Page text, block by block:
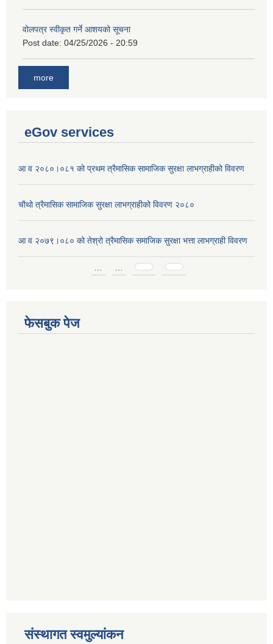
वोलपत्र स्वीकृत गर्ने आशयको सूचना
Post date: 04/25/2026 - 20:59
more
eGov services
आ व २०८०।०८१ को प्रथम त्रैमासिक सामाजिक सुरक्षा लाभग्राहीको विवरण
चौथो त्रैमासिक सामाजिक सुरक्षा लाभग्राहीको विवरण २०८०
आ व २०७९।०८० को तेश्रो त्रैमासिक समाजिक सुरक्षा भत्ता लाभग्राही विवरण
फेसबुक पेज
संस्थागत स्वमुल्यांकन